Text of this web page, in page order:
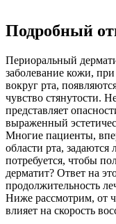
Подробный
Периоральный
заболевание кожи,
вокруг рта,
чувство стянутости.
представляет
выраженный
Многие пациенты,
области рта,
потребуется, чтобы
дерматит? Ответ на
продолжительность
Ниже рассмотрим, от
влияет на скорость